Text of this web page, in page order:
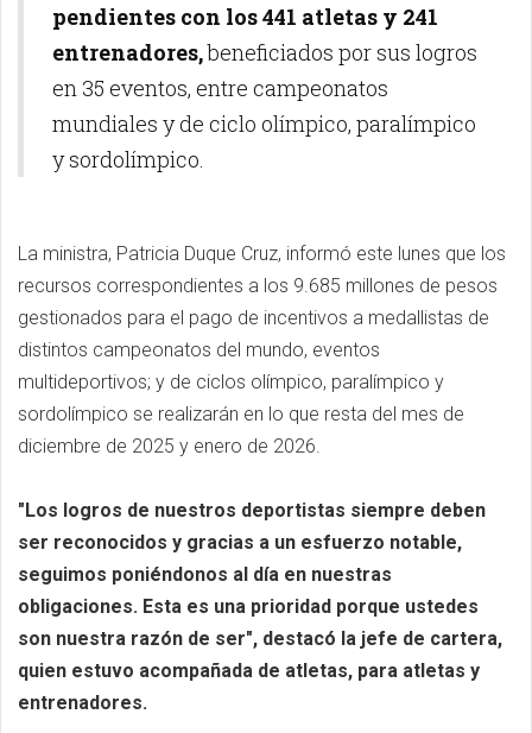
pendientes con los 441 atletas y 241
entrenadores,beneficiados por sus logros
en 35 eventos, entre campeonatos
mundiales y de ciclo olímpico, paralímpico
y sordolímpico.
La ministra, Patricia Duque Cruz, informó este lunes que los
recursos correspondientes a los 9.685 millones de pesos
gestionados para el pago de incentivos a medallistas de
distintos campeonatos del mundo, eventos
multideportivos; y de ciclos olímpico, paralímpico y
sordolímpico se realizarán en lo que resta del mes de
diciembre de 2025 y enero de 2026.
"Los logros de nuestros deportistas siempre deben
ser reconocidos y gracias a un esfuerzo notable,
seguimos poniéndonos al día en nuestras
obligaciones. Esta es una prioridad porque ustedes
son nuestra razón de ser", destacó la jefe de cartera,
quien estuvo acompañada de atletas, para atletas y
entrenadores.